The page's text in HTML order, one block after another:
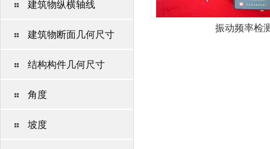
建筑物纵横轴线
建筑物断面几何尺寸
结构构件几何尺寸
角度
坡度
振动频率检